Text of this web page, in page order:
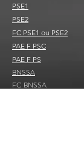
PSE1
PSE2
FC PSE1 ou PSE2
PAE F PSC
PAE F PS
BNSSA
FC BNSSA